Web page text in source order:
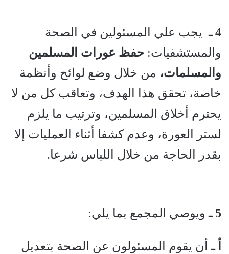
4 ـ يجب علي المسئولين في الصحة
والمستشفيات: حفظ عورات المسلمين
والمسلمات، من خلال وضع لوائح وأنظمة
خاصة، تحقق هذا الهدف، وتعاقب كل من لا
يحترم أخلاق المسلمين، وترتيب ما يلزم
لستر العورة، وعدم كشفا أثناء العمليات إلا
بقدر الحاجة من خلال اللباس شرعا.
5 ـ ويوصي المجمع بما يلي:
أ ـأن يقوم المسئولون عن الصحة بتعديل